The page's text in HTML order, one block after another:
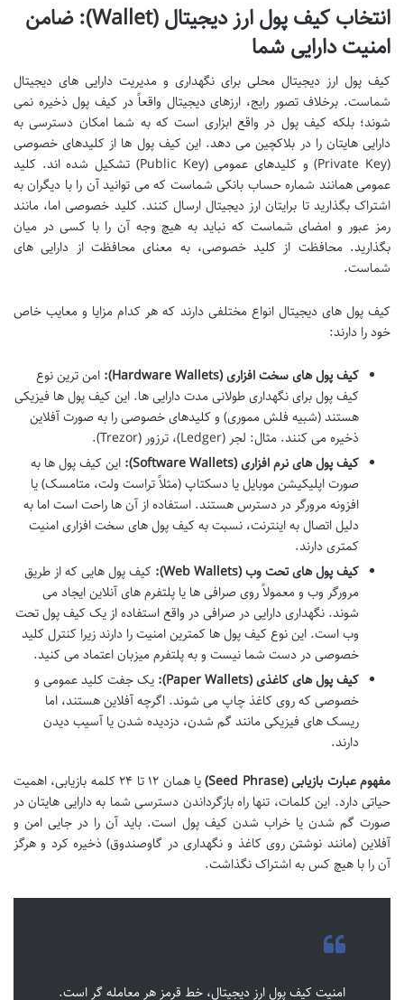
انتخاب کیف پول ارز دیجیتال (Wallet): ضامن
امنیت دارایی شما
کیف پول ارز دیجیتال محلی برای نگهداری و مدیریت دارایی های دیجیتال
شماست. برخلاف تصور رایج، ارزهای دیجیتال واقعاً در کیف پول ذخیره نمی
شوند؛ بلکه کیف پول در واقع ابزاری است که به شما امکان دسترسی به
دارایی هایتان را در بلاکچین می دهد. این کیف پول ها از کلیدهای خصوصی
(Private Key) و کلیدهای عمومی (Public Key) تشکیل شده اند. کلید
عمومی همانند شماره حساب بانکی شماست که می توانید آن را با دیگران به
اشتراک بگذارید تا برایتان ارز دیجیتال ارسال کنند. کلید خصوصی اما، مانند
رمز عبور و امضای شماست که نباید به هیچ وجه آن را با کسی در میان
بگذارید. محافظت از کلید خصوصی، به معنای محافظت از دارایی های
شماست.
کیف پول های دیجیتال انواع مختلفی دارند که هر کدام مزایا و معایب خاص
خود را دارند:
کیف پول های سخت افزاری (Hardware Wallets):
امن ترین نوع
کیف پول برای نگهداری طولانی مدت دارایی ها. این کیف پول ها فیزیکی
هستند (شبیه فلش مموری) و کلیدهای خصوصی را به صورت آفلاین
ذخیره می کنند. مثال: لجر (Ledger)، ترزور (Trezor).
کیف پول های نرم افزاری (Software Wallets):
این کیف پول ها به
صورت اپلیکیشن موبایل یا دسکتاپ (مثلاً تراست ولت، متامسک) یا
افزونه مرورگر در دسترس هستند. استفاده از آن ها راحت است اما به
دلیل اتصال به اینترنت، نسبت به کیف پول های سخت افزاری امنیت
کمتری دارند.
کیف پول های تحت وب (Web Wallets):
کیف پول هایی که از طریق
مرورگر وب و معمولاً روی صرافی ها یا پلتفرم های آنلاین ایجاد می
شوند. نگهداری دارایی در صرافی در واقع استفاده از یک کیف پول تحت
وب است. این نوع کیف پول ها کمترین امنیت را دارند زیرا کنترل کلید
خصوصی در دست شما نیست و به پلتفرم میزبان اعتماد می کنید.
کیف پول های کاغذی (Paper Wallets):
یک جفت کلید عمومی و
خصوصی که روی کاغذ چاپ می شوند. اگرچه آفلاین هستند، اما
ریسک های فیزیکی مانند گم شدن، دزدیده شدن یا آسیب دیدن
دارند.
مفهوم عبارت بازیابی (Seed Phrase)
یا همان ۱۲ تا ۲۴ کلمه بازیابی، اهمیت
حیاتی دارد. این کلمات، تنها راه بازگرداندن دسترسی شما به دارایی هایتان در
صورت گم شدن یا خراب شدن کیف پول است. باید آن را در جایی امن و
آفلاین (مانند نوشتن روی کاغذ و نگهداری در گاوصندوق) ذخیره کرد و هرگز
آن را با هیچ کس به اشتراک نگذاشت.
امنیت کیف پول ارز دیجیتال، خط قرمز هر معامله گر است.